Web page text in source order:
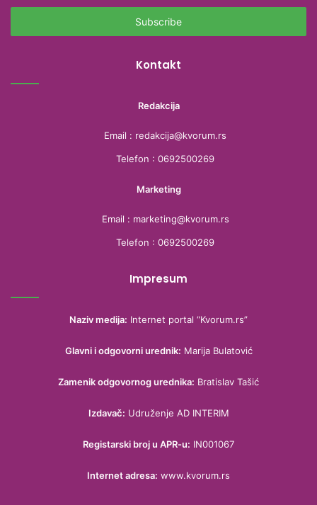
Email
Kontakt
Redakcija
Email : redakcija@kvorum.rs
Telefon : 0692500269
Marketing
Email : marketing@kvorum.rs
Telefon : 0692500269
Impresum
Naziv medija: Internet portal “Kvorum.rs”
Glavni i odgovorni urednik: Marija Bulatović
Zamenik odgovornog urednika: Bratislav Tašić
Izdavač: Udruženje AD INTERIM
Registarski broj u APR-u: IN001067
Internet adresa: www.kvorum.rs